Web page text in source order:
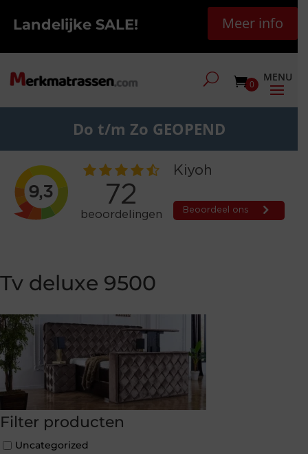
Landelijke SALE! Meer info
0
Do t/m Zo GEOPEND
Tv deluxe 9500
Filter producten
Uncategorized